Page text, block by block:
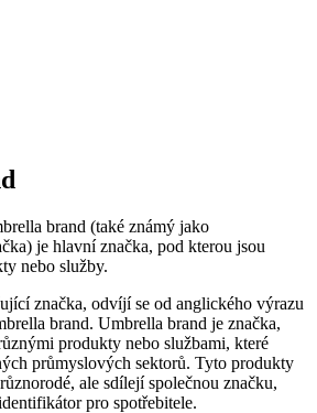
brand (také známý jako
je hlavní značka, pod kterou jsou
nebo služby.
značka, odvíjí se od anglického výrazu
brand. Umbrella brand je značka,
produkty nebo službami, které
průmyslových sektorů. Tyto produkty
ale sdílejí společnou značku,
pro spotřebitele.